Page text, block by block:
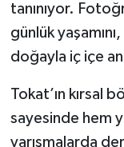
tanınıyor.
günlük
doğayla iç içe
Tokat’ın kırsal
sayesinde hem
yarışmalarda